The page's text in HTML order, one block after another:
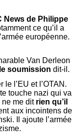
News de Philippe
ce qu’il a
européenne.
Van Derleon
soumission dit-il.
l’EU et l’OTAN.
touche nazi qui va
ne me dit rien qu’il
aux incointens de
Il ajoute l’armée